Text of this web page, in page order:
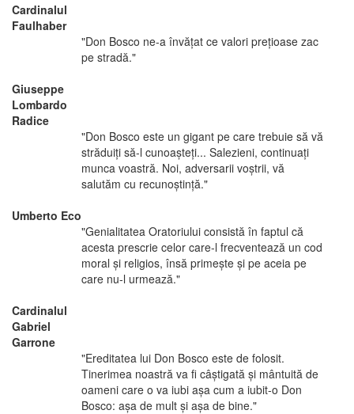
Cardinalul
Faulhaber
"Don Bosco ne-a învăţat ce valori preţioase zac
pe stradă."
Giuseppe
Lombardo
Radice
"Don Bosco este un gigant pe care trebuie să vă
străduiţi să-l cunoaşteţi... Salezieni, continuaţi
munca voastră. Noi, adversarii voştrii, vă
salutăm cu recunoştinţă."
Umberto Eco
"Genialitatea Oratoriului consistă în faptul că
acesta prescrie celor care-l frecventează un cod
moral şi religios, însă primeşte şi pe aceia pe
care nu-l urmează."
Cardinalul
Gabriel
Garrone
"Ereditatea lui Don Bosco este de folosit.
Tinerimea noastră va fi câştigată şi mântuită de
oameni care o va iubi aşa cum a iubit-o Don
Bosco: aşa de mult şi aşa de bine."